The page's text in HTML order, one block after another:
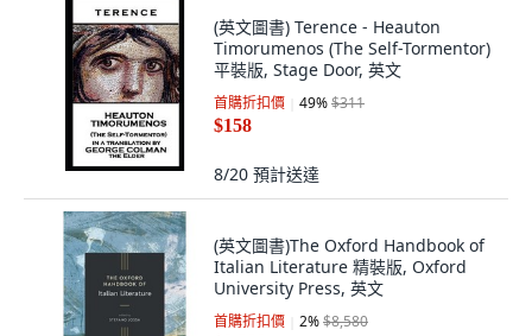
(英文圖書) Terence - Heauton
Timorumenos (The Self-Tormentor)
平裝版, Stage Door, 英文
首購折扣價 49%$311
$158
8/20 預計送達
(英文圖書)The Oxford Handbook of
Italian Literature 精裝版, Oxford
University Press, 英文
首購折扣價 2%$8,580